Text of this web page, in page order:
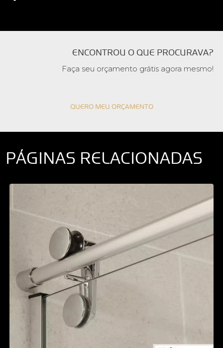
ENCONTROU O QUE PROCURAVA?
Faça seu orçamento grátis agora mesmo!
QUERO MEU ORÇAMENTO
PÁGINAS RELACIONADAS